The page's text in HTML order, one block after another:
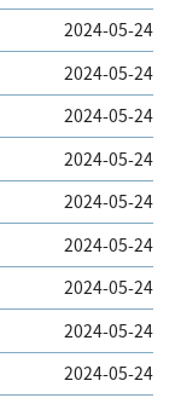
2024-05-24
2024-05-24
2024-05-24
2024-05-24
2024-05-24
2024-05-24
2024-05-24
2024-05-24
2024-05-24